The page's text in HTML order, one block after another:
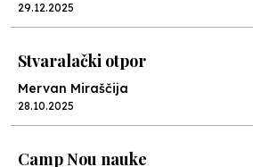
29.12.2025
Stvaralački otpor
Mervan Miraščija
28.10.2025
Camp Nou nauke